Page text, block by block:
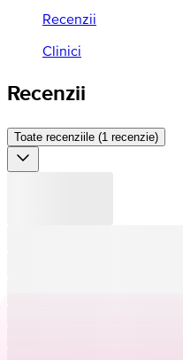
Recenzii
Clinici
Recenzii
Toate recenziile (1 recenzie)